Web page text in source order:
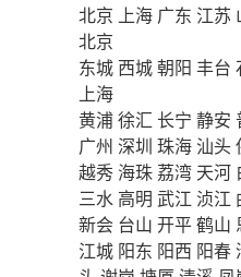
北京 上海 广东 江苏
北京
东城 西城朝阳 丰台
上海
黄浦徐汇 长宁 静安
广州 深圳 珠海 汕头
越秀 海珠 荔湾 天河
三水 高明 武江 浈江
新会 台山 开平鹤山
江城 阳东 阳西 阳春